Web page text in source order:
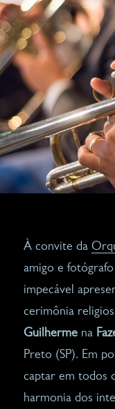
À convite da
amigo e fotógrafo
impecável
cerimônia
Guilherme na
Preto (SP). Em
captar em todos
harmonia dos